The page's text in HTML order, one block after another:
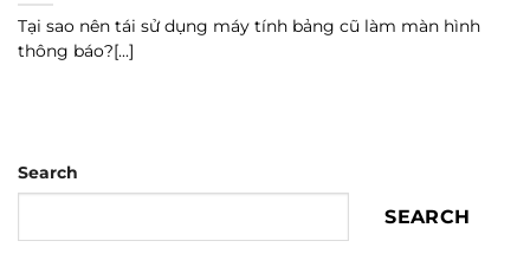
Tại sao nên tái sử dụng máy tính bảng cũ làm màn hình
thông báo?[...]
Search
SEARCH